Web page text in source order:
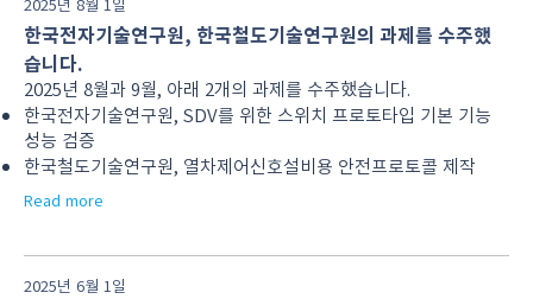
한국전자기술연구원, 한국철도기술연구원의 과제를 수주했
습니다.
2025년 8월과 9월, 아래 2개의 과제를 수주했습니다.
한국전자기술연구원, SDV를 위한 스위치 프로토타입 기본 기능
성능 검증
한국철도기술연구원, 열차제어신호설비용 안전프로토콜 제작
Read more
2025년 6월 1일